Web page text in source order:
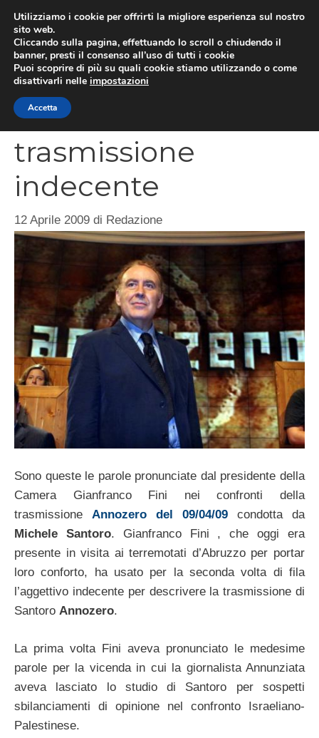
contenuto
Annozero è una
trasmissione
indecente
12 Aprile 2009 di Redazione
Sono queste le parole pronunciate dal presidente della
Camera Gianfranco Fini nei confronti della
trasmissione Annozero del 09/04/09 condotta da
Michele Santoro. Gianfranco Fini , che oggi era
presente in visita ai terremotati d’Abruzzo per portar
loro conforto, ha usato per la seconda volta di fila
l’aggettivo indecente per descrivere la trasmissione di
Santoro Annozero.
La prima volta Fini aveva pronunciato le medesime
parole per la vicenda in cui la giornalista Annunziata
aveva lasciato lo studio di Santoro per sospetti
sbilanciamenti di opinione nel confronto Israeliano-
Palestinese.
Utilizziamo i cookie per offrirti la migliore esperienza sul nostro
sito web.
Cliccando sulla pagina, effettuando lo scroll o chiudendo il
banner, presti il consenso all’uso di tutti i cookie
Puoi scoprire di più su quali cookie stiamo utilizzando o come
disattivarli nelle impostazioni
Accetta